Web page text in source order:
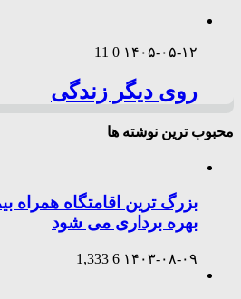
۱۴۰۵-۰۵-۱۲ 0
11
روی دیگر زندگی
محبوب ترین نوشته ها
بزرگ ترین اقامتگاه همراه
بهره برداری می شود
۱۴۰۳-۰۸-۰۹ 6
1,333